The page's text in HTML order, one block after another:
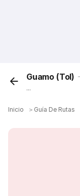
Guamo (Tol)
...
Inicio ＞ Guía De Rutas